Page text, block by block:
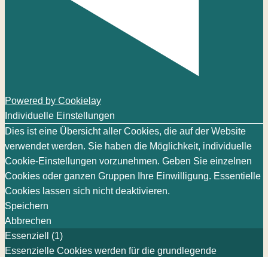
Powered by Cookielay
Individuelle Einstellungen
Dies ist eine Übersicht aller Cookies, die auf der Website
verwendet werden. Sie haben die Möglichkeit, individuelle
Cookie-Einstellungen vorzunehmen. Geben Sie einzelnen
Cookies oder ganzen Gruppen Ihre Einwilligung. Essentielle
Cookies lassen sich nicht deaktivieren.
Speichern
Abbrechen
Essenziell (1)
Essenzielle Cookies werden für die grundlegende